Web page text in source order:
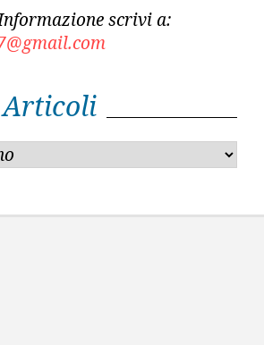
scrivi a: